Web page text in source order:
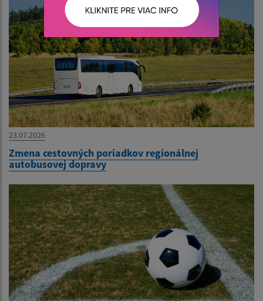
23.07.2026
Zmena cestovných poriadkov regionálnej
autobusovej dopravy